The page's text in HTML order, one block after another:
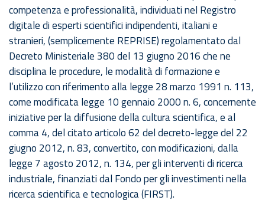
competenza e professionalità, individuati nel Registro
digitale di esperti scientifici indipendenti, italiani e
stranieri, (semplicemente REPRISE) regolamentato dal
Decreto Ministeriale 380 del 13 giugno 2016 che ne
disciplina le procedure, le modalità di formazione e
l’utilizzo con riferimento alla legge 28 marzo 1991 n. 113,
come modificata legge 10 gennaio 2000 n. 6, concernente
iniziative per la diffusione della cultura scientifica, e al
comma 4, del citato articolo 62 del decreto-legge del 22
giugno 2012, n. 83, convertito, con modificazioni, dalla
legge 7 agosto 2012, n. 134, per gli interventi di ricerca
industriale, finanziati dal Fondo per gli investimenti nella
ricerca scientifica e tecnologica (FIRST).